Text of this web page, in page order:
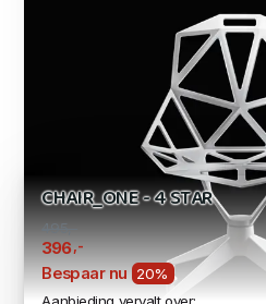
CHAIR_ONE - 4 STAR
495,-
396,-
Bespaar nu 20%
Aanbieding vervalt over: